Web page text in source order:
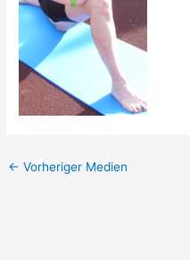
← Vorheriger Medien